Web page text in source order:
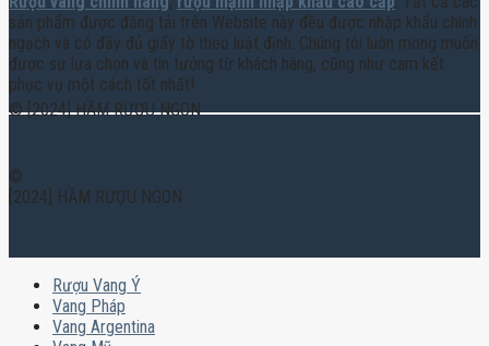
sản phẩm được đăng tải trên Website này đều được nhập khẩu chính
ngạch và có đầy đủ giấy tờ theo luật định. Chúng tôi luôn mong muốn
được sự lựa chọn và tin tưởng từ khách hàng, cũng như cam kết
phục vụ một cách tốt nhất!
© [2024] HẦM RƯỢU NGON
©
[2024] HẦM RƯỢU NGON
Rượu Vang Ý
Vang Pháp
Vang Argentina